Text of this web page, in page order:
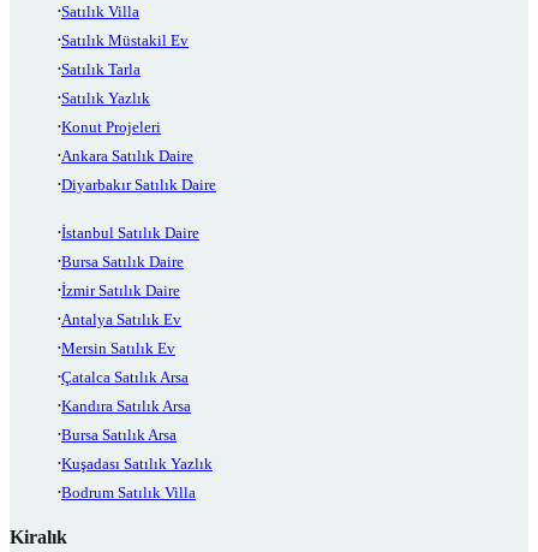
Satılık Villa
Satılık Müstakil Ev
Satılık Tarla
Satılık Yazlık
Konut Projeleri
Ankara Satılık Daire
Diyarbakır Satılık Daire
İstanbul Satılık Daire
Bursa Satılık Daire
İzmir Satılık Daire
Antalya Satılık Ev
Mersin Satılık Ev
Çatalca Satılık Arsa
Kandıra Satılık Arsa
Bursa Satılık Arsa
Kuşadası Satılık Yazlık
Bodrum Satılık Villa
Kiralık